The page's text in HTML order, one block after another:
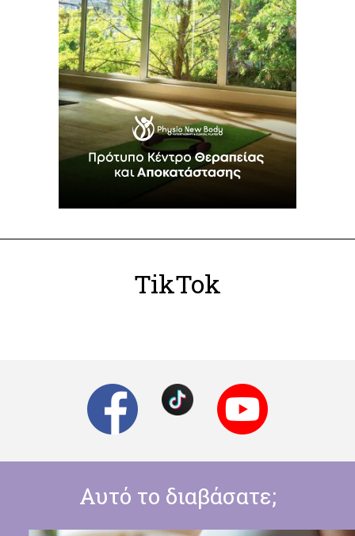
TikTok
Αυτό το διαβάσατε;